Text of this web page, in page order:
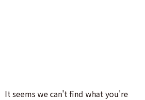
It seems we can't find what you're